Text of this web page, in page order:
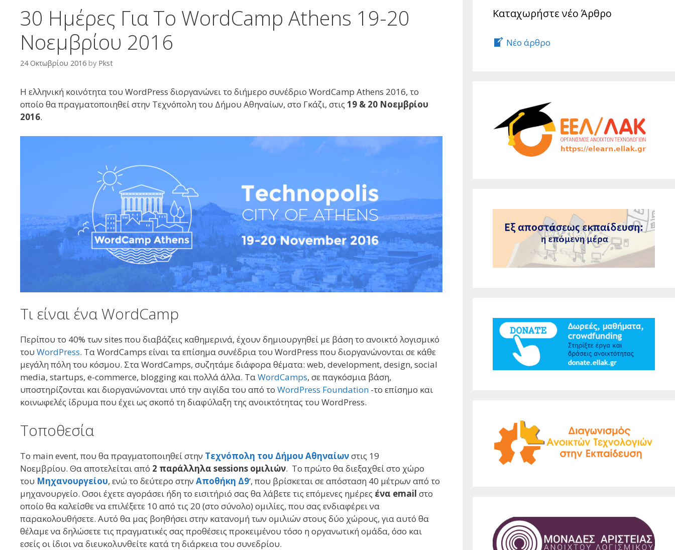
30 Ημέρες Για Το WordCamp Athens 19-20
Νοεμβρίου 2016
24 Οκτωβρίου 2016 by Pkst
Η ελληνική κοινότητα του WordPress διοργανώνει το διήμερο συνέδριο WordCamp Athens 2016, το
οποίο θα πραγματοποιηθεί στην Τεχνόπολη του Δήμου Αθηναίων, στο Γκάζι, στις 19 & 20 Νοεμβρίου
2016.
Τι είναι ένα WordCamp
Περίπου το 40% των sites που διαβάζεις καθημερινά, έχουν δημιουργηθεί με βάση το ανοικτό λογισμικό
του WordPress. Τα WordCamps είναι τα επίσημα συνέδρια του WordPress που διοργανώνονται σε κάθε
μεγάλη πόλη του κόσμου. Στα WordCamps, συζητάμε διάφορα θέματα: web, development, design, social
media, startups, e-commerce, blogging και πολλά άλλα. TαWordCamps, σε παγκόσμια βάση,
υποστηρίζονται και διοργανώνονται υπό την αιγίδα του από το WordPress Foundation -το επίσημο και
κοινωφελές ίδρυμα που έχει ως σκοπό τη διαφύλαξη της ανοικτότητας του WordPress.
Τοποθεσία
Το main event, που θα πραγματοποιηθεί στην Τεχνόπολη του Δήμου Αθηναίωνστις 19
Νοεμβρίου. Θα αποτελείται από 2 παράλληλα sessions ομιλιών. Το πρώτο θα διεξαχθεί στο χώρο
του Μηχανουργείου, ενώ το δεύτερο στην Αποθήκη Δ9‘, που βρίσκεται σε απόσταση 40 μέτρων από το
μηχανουργείο. Οσοι έχετε αγοράσει ήδη το εισιτήριό σας θα λάβετε τις επόμενες ημέρες ένα email στο
οποίο θα καλείσθε να επιλέξετε 10 από τις 20 (στο σύνολο) ομιλίες, που σας ενδιαφέρει να
παρακολουθήσετε. Αυτό θα μας βοηθήσει στην κατανομή των ομιλιών στους δύο χώρους, για αυτό θα
θέλαμε να δηλώσετε τις πραγματικές σας προθέσεις προκειμένου τόσο η οργανωτική ομάδα, όσο και
εσείς οι ίδιοι να διευκολυνθείτε κατά τη διάρκεια του συνεδρίου.
Καταχωρήστε νέο Άρθρο
Νέο άρθρο